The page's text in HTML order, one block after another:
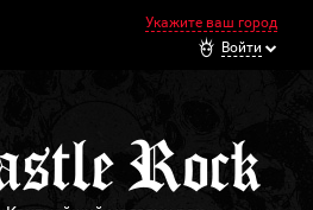
Укажите ваш город
Войти